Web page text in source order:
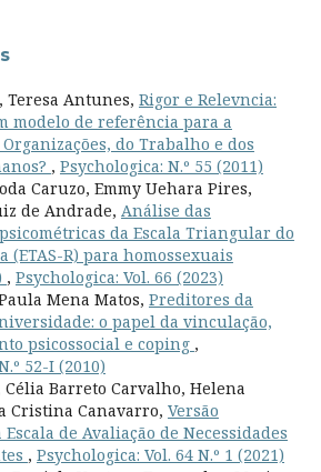
Teresa Antunes, Rigor e Relevncia:
modelo de referência para a
do Trabalho e dos
, Psychologica: N.º 55 (2011)
Caruzo, Emmy Uehara Pires,
de Andrade, Análise das
da Escala Triangular do
(ETAS-R) para homossexuais
, Psychologica: Vol. 66 (2023)
Mena Matos, Preditores da
o papel da vinculação,
psicossocial e coping ,
52-I (2010)
Barreto Carvalho, Helena
Cristina Canavarro, Versão
de Avaliação de Necessidades
, Psychologica: Vol. 64 N.º 1 (2021)